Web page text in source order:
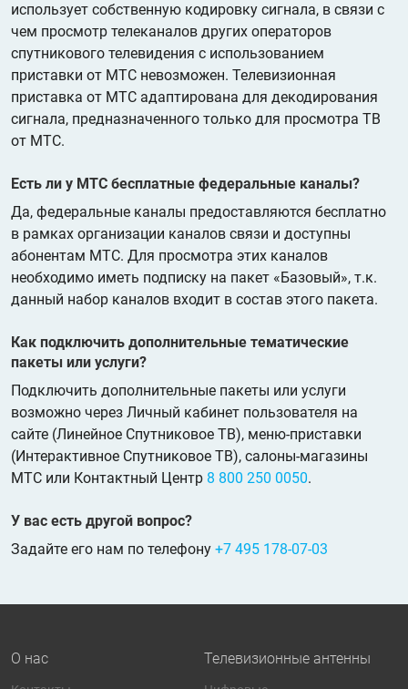
использует собственную кодировку сигнала, в связи с
чем просмотр телеканалов других операторов
спутникового телевидения с использованием
приставки от МТС невозможен. Телевизионная
приставка от МТС адаптирована для декодирования
сигнала, предназначенного только для просмотра ТВ
от МТС.
Есть ли у МТС бесплатные федеральные каналы?
Да, федеральные каналы предоставляются бесплатно
в рамках организации каналов связи и доступны
абонентам МТС. Для просмотра этих каналов
необходимо иметь подписку на пакет «Базовый», т.к.
данный набор каналов входит в состав этого пакета.
Как подключить дополнительные тематические
пакеты или услуги?
Подключить дополнительные пакеты или услуги
возможно через Личный кабинет пользователя на
сайте (Линейное Спутниковое ТВ), меню-приставки
(Интерактивное Спутниковое ТВ), салоны-магазины
МТС или Контактный Центр 8 800 250 0050.
У вас есть другой вопрос?
Задайте его нам по телефону +7 495 178-07-03
О нас Телевизионные антенны